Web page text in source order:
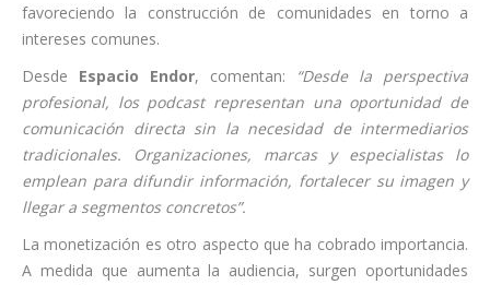
favoreciendo la construcción de comunidades en torno a
intereses comunes.
Desde Espacio Endor, comentan:
“Desde la perspectiva
profesional, los podcast representan una oportunidad de
comunicación directa sin la necesidad de intermediarios
tradicionales. Organizaciones, marcas y especialistas lo
emplean para difundir información, fortalecer su imagen y
llegar a segmentos concretos”.
La monetización es otro aspecto que ha cobrado importancia.
A medida que aumenta la audiencia, surgen oportunidades